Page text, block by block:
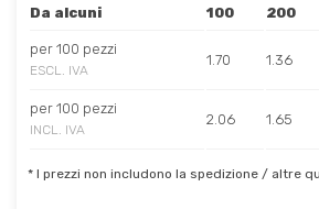
Da alcuni 100 200
per 100 pezzi
ESCL. IVA
1.70 1.36
per 100 pezzi
INCL. IVA
2.06 1.65
* I prezzi non includono la spedizione / altre